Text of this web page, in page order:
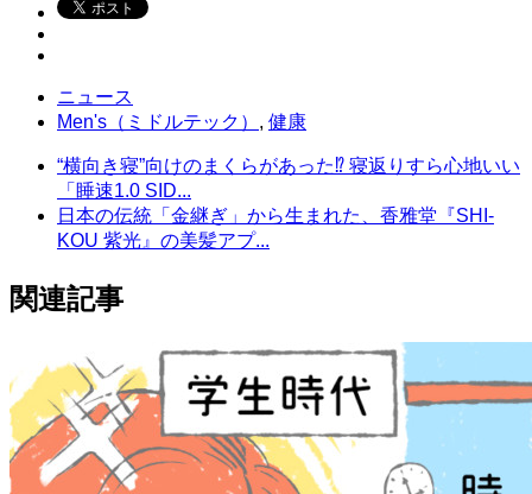
ニュース
Men's（ミドルテック） , 健康
“横向き寝”向けのまくらがあった⁉ 寝返りすら心地いい
「睡速1.0 SID...
日本の伝統「金継ぎ」から生まれた、香雅堂『SHI-
KOU 紫光』の美髪アプ...
関連記事